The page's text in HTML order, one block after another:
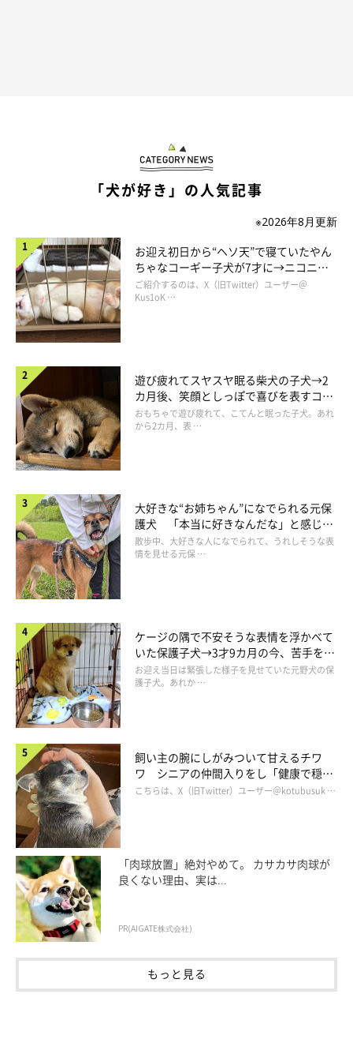
「犬が好き」の人気記事
※2026年8月更新
お迎え初日から“ヘソ天”で寝ていたやん
ちゃなコーギー子犬が7才に→ニコニ
コ“コーギースマイル”が魅力のコに成
長！
ご紹介するのは、X（旧Twitter）ユーザー＠
Kus1oK …
遊び疲れてスヤスヤ眠る柴犬の子犬→2
カ月後、笑顔としっぽで喜びを表すコに
成長！
おもちゃで遊び疲れて、こてんと眠った子犬。あれ
から2カ月、表 …
大好きな“お姉ちゃん”になでられる元保
護犬 「本当に好きなんだな」と感じる
表情にほっこり
散歩中、大好きな人になでられて、うれしそうな表
情を見せる元保 …
ケージの隅で不安そうな表情を浮かべて
いた保護子犬→3才9カ月の今、苦手を克
服し頼もしいコに成長！
お迎え当日は緊張した様子を見せていた元野犬の保
護子犬。あれか …
飼い主の腕にしがみついて甘えるチワ
ワ シニアの仲間入りをし「健康で穏や
かな暮らしが続いてほしい」と願う
こちらは、X（旧Twitter）ユーザー＠kotubusuk …
「肉球放置」絶対やめて。 カサカサ肉球が
良くない理由、実は...
PR(AIGATE株式会社)
もっと見る